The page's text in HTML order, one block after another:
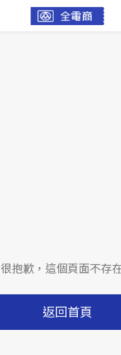
很抱歉，這個頁面不存在
返回首頁